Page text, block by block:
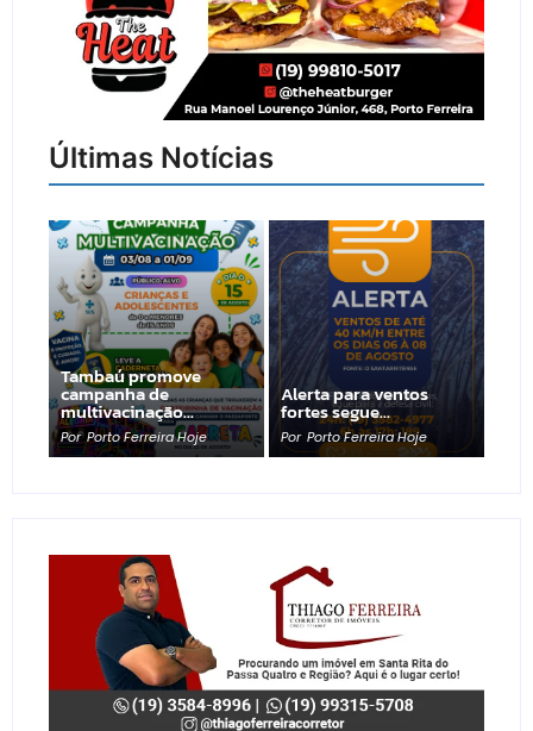
Últimas Notícias
Tambaú promove
campanha de
multivacinação…
Por Porto Ferreira Hoje
Alerta para ventos
fortes segue…
Por Porto Ferreira Hoje